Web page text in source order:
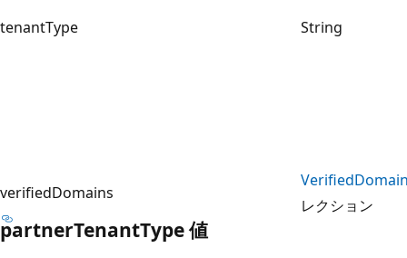
tenantType String
verifiedDomains
レクション
partnerTenantType 値